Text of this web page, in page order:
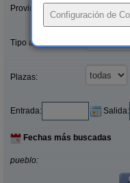
Provincias/Islas:
Tipo alquiler:
Plazas:
Entrada: Salida:
Fechas más buscadas
pueblo: